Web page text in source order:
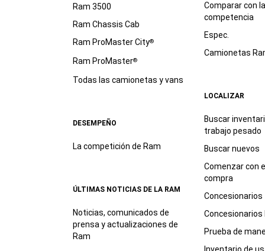
Ram 3500
Ram Chassis Cab
Ram ProMaster City®
Ram ProMaster®
Todas las camionetas y vans
DESEMPEÑO
La competición de Ram
ÚLTIMAS NOTICIAS DE LA RAM
Noticias, comunicados de
prensa y actualizaciones de
Ram
Comparar con la
competencia
Espec.
Camionetas
LOCALIZAR
Buscar
trabajo pesado
Buscar nuevos
Comenzar con
compra
Concesionarios
Concesionarios
Prueba de